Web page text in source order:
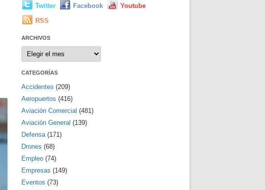
Twitter Facebook
Youtube
RSS
ARCHIVOS
Archivos
CATEGORÍAS
Accidentes (209)
Aeropuertos (416)
Aviación Comercial (481)
Aviación General (139)
Defensa(171)
Drones (68)
Empleo (74)
Empresas (149)
Eventos (73)